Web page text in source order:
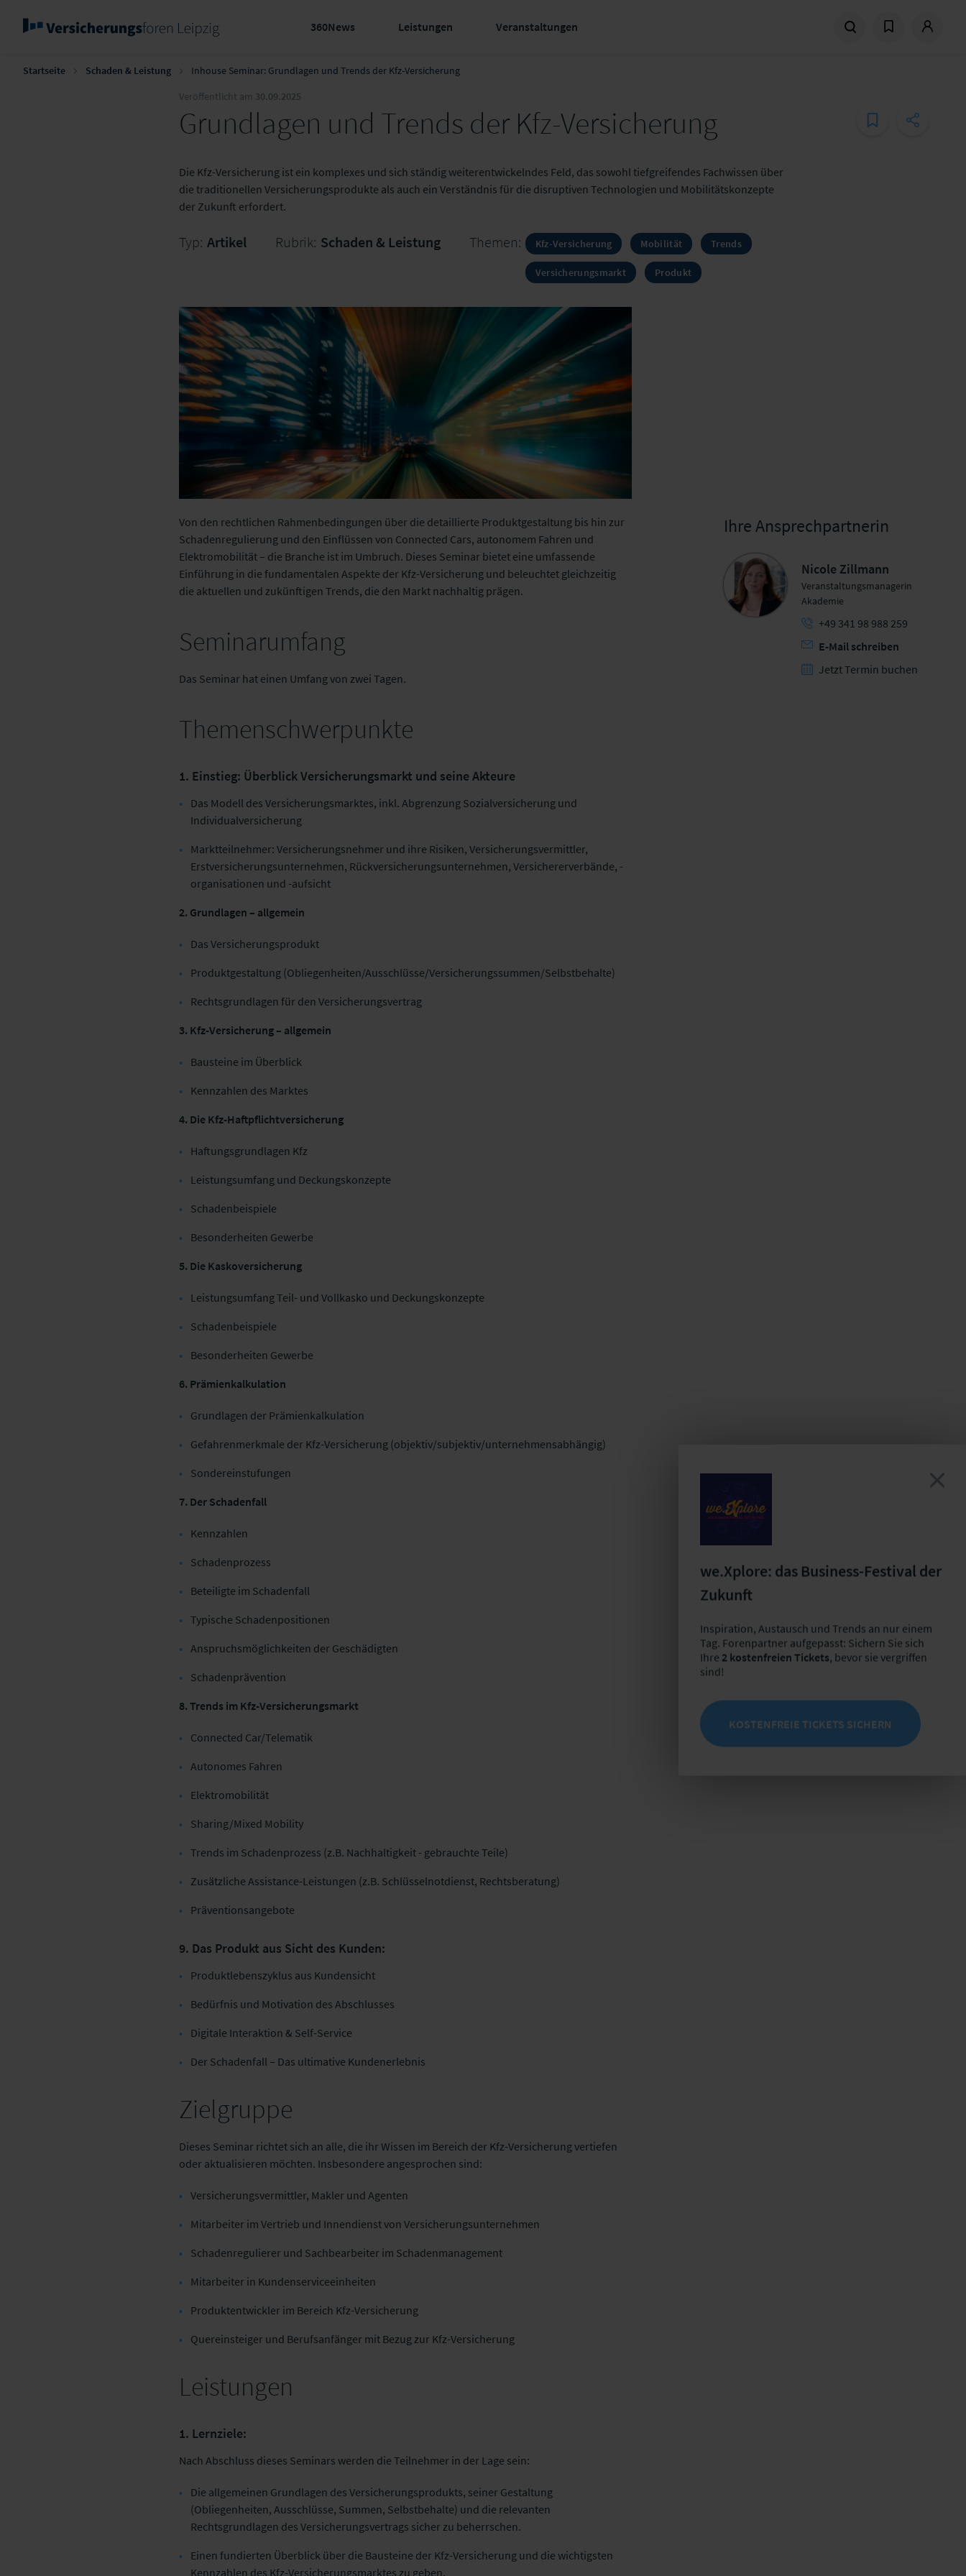
360News Leistungen Veranstaltungen
Startseite Schaden & Leistung
Inhouse Seminar: Grundlagen und Trends der Kfz-Versicherung
Veröffentlicht am 30.09.2025
Grundlagen und Trends der Kfz-Versicherung
Die Kfz-Versicherung ist ein komplexes und sich ständig weiterentwickelndes Feld, das sowohl tiefgreifendes Fachwissen über
die traditionellen Versicherungsprodukte als auch ein Verständnis für die disruptiven Technologien und Mobilitätskonzepte
der Zukunft erfordert.
Typ: Artikel Rubrik: Schaden & Leistung Themen: Kfz-Versicherung Mobilität Trends
Versicherungsmarkt Produkt
Von den rechtlichen Rahmenbedingungen über die detaillierte Produktgestaltung bis hin zur
Schadenregulierung und den Einflüssen von Connected Cars, autonomem Fahren und
Elektromobilität – die Branche ist im Umbruch. Dieses Seminar bietet eine umfassende
Einführung in die fundamentalen Aspekte der Kfz-Versicherung und beleuchtet gleichzeitig
die aktuellen und zukünftigen Trends, die den Markt nachhaltig prägen.
Seminarumfang
Das Seminar hat einen Umfang von zwei Tagen.
Themenschwerpunkte
1. Einstieg: Überblick Versicherungsmarkt und seine Akteure
Das Modell des Versicherungsmarktes, inkl. Abgrenzung Sozialversicherung und
Individualversicherung
Marktteilnehmer: Versicherungsnehmer und ihre Risiken, Versicherungsvermittler,
Erstversicherungsunternehmen, Rückversicherungsunternehmen, Versichererverbände, -
organisationen und -aufsicht
2. Grundlagen – allgemein
Das Versicherungsprodukt
Produktgestaltung (Obliegenheiten/Ausschlüsse/Versicherungssummen/Selbstbehalte)
Rechtsgrundlagen für den Versicherungsvertrag
3. Kfz-Versicherung – allgemein
Bausteine im Überblick
Kennzahlen des Marktes
4. Die Kfz-Haftpflichtversicherung
Haftungsgrundlagen Kfz
Leistungsumfang und Deckungskonzepte
Schadenbeispiele
Besonderheiten Gewerbe
5. Die Kaskoversicherung
Leistungsumfang Teil- und Vollkasko und Deckungskonzepte
Schadenbeispiele
Besonderheiten Gewerbe
6. Prämienkalkulation
Grundlagen der Prämienkalkulation
Gefahrenmerkmale der Kfz-Versicherung (objektiv/subjektiv/unternehmensabhängig)
Sondereinstufungen
7. Der Schadenfall
Kennzahlen
Schadenprozess
Beteiligte im Schadenfall
Typische Schadenpositionen
Anspruchsmöglichkeiten der Geschädigten
Schadenprävention
8. Trends im Kfz-Versicherungsmarkt
Connected Car/Telematik
Autonomes Fahren
Elektromobilität
Sharing/Mixed Mobility
Trends im Schadenprozess (z.B. Nachhaltigkeit - gebrauchte Teile)
Zusätzliche Assistance-Leistungen (z.B. Schlüsselnotdienst, Rechtsberatung)
Präventionsangebote
9. Das Produkt aus Sicht des Kunden:
Produktlebenszyklus aus Kundensicht
Bedürfnis und Motivation des Abschlusses
Digitale Interaktion & Self-Service
Der Schadenfall – Das ultimative Kundenerlebnis
Zielgruppe
Dieses Seminar richtet sich an alle, die ihr Wissen im Bereich der Kfz-Versicherung vertiefen
oder aktualisieren möchten. Insbesondere angesprochen sind:
Versicherungsvermittler, Makler und Agenten
Mitarbeiter im Vertrieb und Innendienst von Versicherungsunternehmen
Schadenregulierer und Sachbearbeiter im Schadenmanagement
Mitarbeiter in Kundenserviceeinheiten
Produktentwickler im Bereich Kfz-Versicherung
Quereinsteiger und Berufsanfänger mit Bezug zur Kfz-Versicherung
Leistungen
1. Lernziele:
Nach Abschluss dieses Seminars werden die Teilnehmer in der Lage sein:
Die allgemeinen Grundlagen des Versicherungsprodukts, seiner Gestaltung
(Obliegenheiten, Ausschlüsse, Summen, Selbstbehalte) und die relevanten
Rechtsgrundlagen des Versicherungsvertrags sicher zu beherrschen.
Einen fundierten Überblick über die Bausteine der Kfz-Versicherung und die wichtigsten
Kennzahlen des Kfz-Versicherungsmarktes zu geben.
Ihre Ansprechpartnerin
Nicole Zillmann
Veranstaltungsmanagerin
Akademie
+49 341 98 988 259
E-Mail schreiben
Jetzt Termin buchen
we.Xplore: das Business-Festival der
Zukunft
Inspiration, Austausch und Trends an nur einem
Tag. Forenpartner aufgepasst: Sichern Sie sich
Ihre 2 kostenfreien Tickets, bevor sie vergriffen
sind!
KOSTENFREIE TICKETS SICHERN